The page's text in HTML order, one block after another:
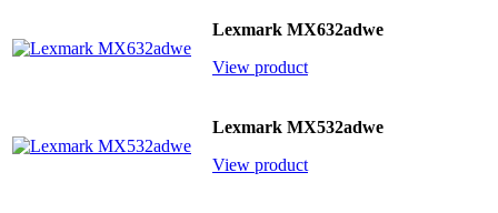
Lexmark MX632adwe
View product
Lexmark MX532adwe
View product